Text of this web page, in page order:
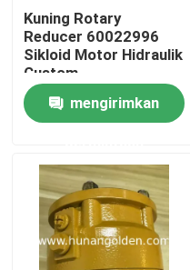
Hubungi kami
Berita
Suku Cadang Pompa
Pipa Pengiriman
Kuning Rotary
Reducer 60022996
Sikloid Motor Hidraulik
Custom
mengirimkan